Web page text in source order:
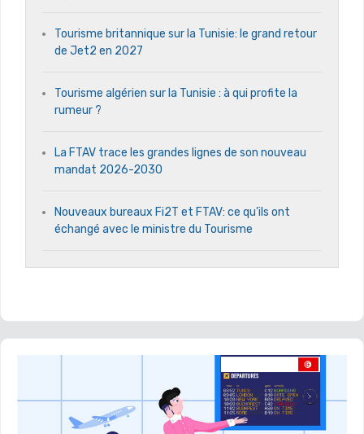
Tourisme britannique sur la Tunisie: le grand retour
de Jet2 en 2027
Tourisme algérien sur la Tunisie : à qui profite la
rumeur ?
La FTAV trace les grandes lignes de son nouveau
mandat 2026-2030
Nouveaux bureaux Fi2T et FTAV: ce qu’ils ont
échangé avec le ministre du Tourisme